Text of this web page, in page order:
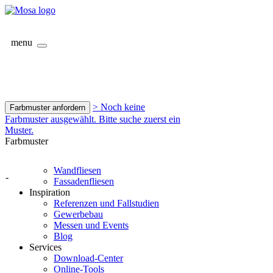
menu
Farbmuster anfordern
> Noch keine
Farbmuster ausgewählt. Bitte suche zuerst ein
Muster.
Farbmuster
-
Wandfliesen
Fassadenfliesen
Inspiration
Referenzen und Fallstudien
Gewerbebau
Messen und Events
Blog
Services
Download-Center
Online-Tools